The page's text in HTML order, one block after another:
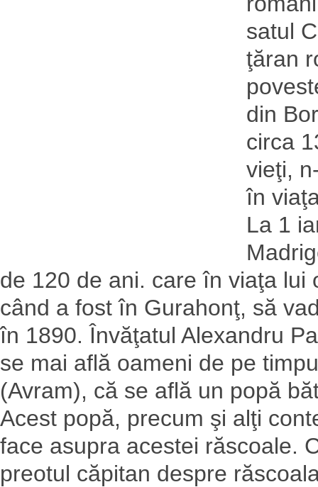
satul
ţăran
din
circa
vieţi,
în
La 1
de 120 de ani. care în viaţa lui
când a fost în Gurahonţ, să
în 1890. Învăţatul Alexandru
se mai află oameni de pe
(Avram), că se află un popă
Acest popă, precum şi alţi
face asupra acestei răscoale.
preotul căpitan despre